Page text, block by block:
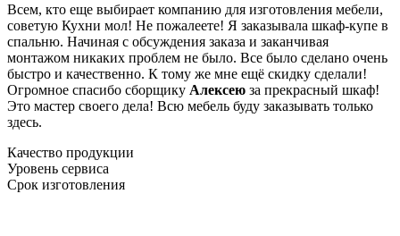
Всем, кто еще выбирает компанию для изготовления мебели,
советую Кухни мол! Не пожалеете! Я заказывала шкаф-купе в
спальню. Начиная с обсуждения заказа и заканчивая
монтажом никаких проблем не было. Все было сделано очень
быстро и качественно. К тому же мне ещё скидку сделали!
Огромное спасибо сборщику Алексею за прекрасный шкаф!
Это мастер своего дела! Всю мебель буду заказывать только
здесь.
Качество продукции
Уровень сервиса
Срок изготовления